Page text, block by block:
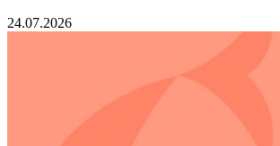
24.07.2026